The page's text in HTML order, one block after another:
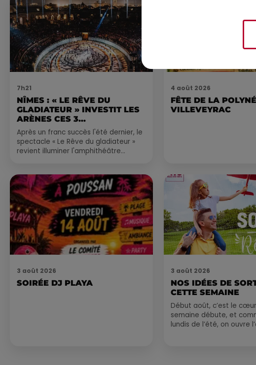
7h21
NÎMES : « LE RÊVE DU
GLADIATEUR » INVESTIT LES
ARÈNES CES 3...
Après un franc succès l'été dernier, le
spectacle « Le Rêve du gladiateur »
revient illuminer l'amphithéâtre
4 août 2026
FÊTE DE LA
VILLEVEYRAC
3 août 2026
SOIRÉE DJ PLAYA
3 août 2026
NOS IDÉES DE
CETTE SEMAINE
Début août, c’est le
semaine débute, et
lundis de l’été, on ouvre